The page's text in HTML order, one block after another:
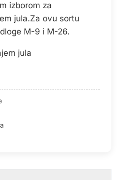
izborom za
jula.Za ovu sortu
M-9 i M-26.
jula